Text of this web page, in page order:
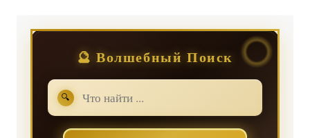
🔮 Волшебный Поиск
🔍